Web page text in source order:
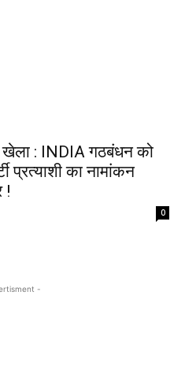
खेला : INDIA गठबंधन को
प्रत्याशी का नामांकन
!
0
-